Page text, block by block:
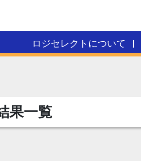
ロジセレクトについて
果一覧